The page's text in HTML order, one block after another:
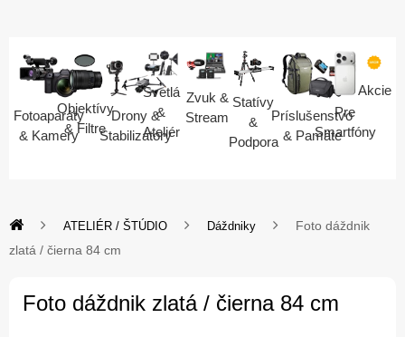
Fotoaparáty
& Kamery
Objektívy
& Filtre
Drony &
Stabilizátory
Svetlá
&
Ateliér
Zvuk &
Stream
Statívy
&
Podpora
Príslušenstvo
& Pamäte
Pre
Smartfóny
Akcie
ATELIÉR / ŠTÚDIO Dáždniky
Foto dáždnik
zlatá / čierna 84 cm
Foto dáždnik zlatá / čierna 84 cm